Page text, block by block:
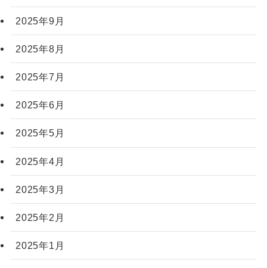
2025年9月
2025年8月
2025年7月
2025年6月
2025年5月
2025年4月
2025年3月
2025年2月
2025年1月